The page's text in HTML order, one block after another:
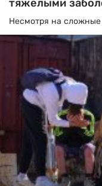
тяжелыми
Несмотря на сложные